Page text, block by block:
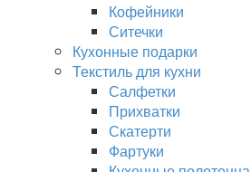
Кофейники
Ситечки
Кухонные подарки
Текстиль для кухни
Салфетки
Прихватки
Скатерти
Фартуки